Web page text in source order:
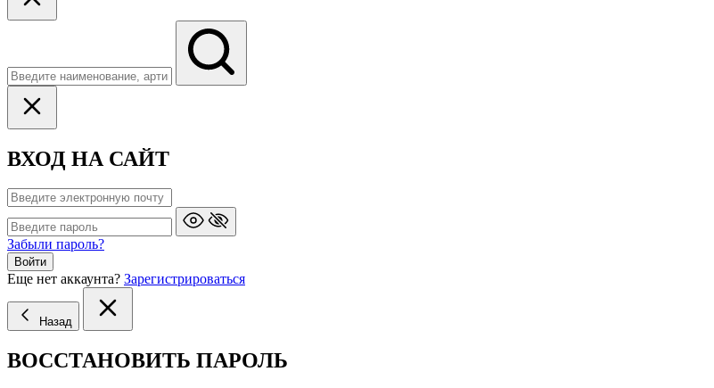
ВХОД НА САЙТ
Забыли пароль?
Войти
Еще нет аккаунта? Зарегистрироваться
Назад
ВОССТАНОВИТЬ ПАРОЛЬ